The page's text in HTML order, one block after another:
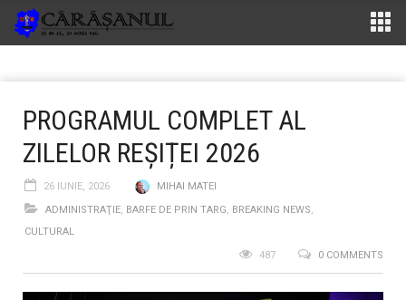
PROGRAMUL COMPLET AL
ZILELOR REȘIȚEI 2026
26 IUNIE, 2026
MIHAI MATEI
ADMINISTRAŢIE, BARFE DE PRIN TARG, BREAKING NEWS,
CULTURAL
0 COMMENTS
487